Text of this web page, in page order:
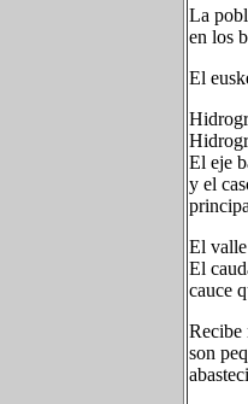
La
en los
El
El eje
y el
El valle
El
cauce
Recibe
son